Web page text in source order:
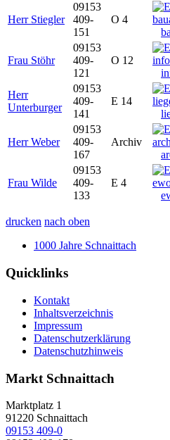
Herr Stiegler
09153
409-
151
O 4
Frau Stöhr
09153
409-
121
O 12
Herr
Unterburger
09153
409-
141
E 14
Herr Weber
09153
409-
167
Archiv
Frau Wilde
09153
409-
133
E 4
drucken nach oben
1000 Jahre Schnaittach
Quicklinks
Kontakt
Inhaltsverzeichnis
Impressum
Datenschutzerklärung
Datenschutzhinweis
Markt Schnaittach
Marktplatz 1
91220 Schnaittach
09153 409-0